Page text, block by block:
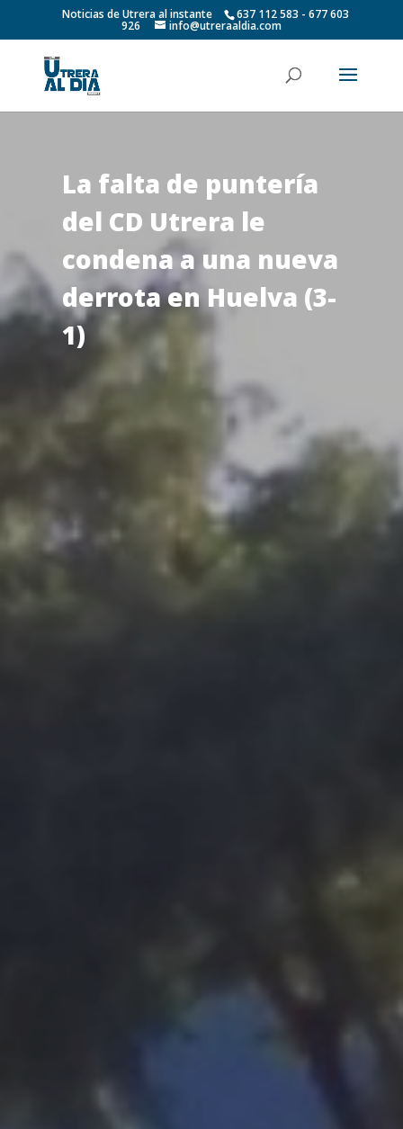
Noticias de Utrera al instante 637 112 583 - 677 603
926 info@utreraaldia.com
La falta de puntería
del CD Utrera le
condena a una nueva
derrota en Huelva (3-
1)